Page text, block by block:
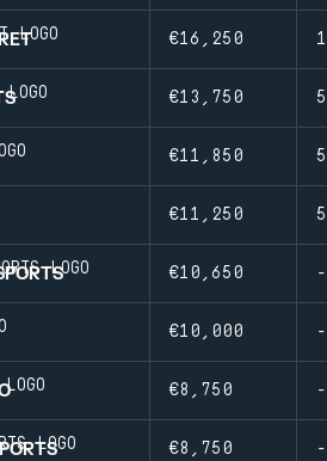
€16,250
€13,750
€11,850
€11,250
€10,650 -
€10,000 -
€8,750 -
€8,750 -